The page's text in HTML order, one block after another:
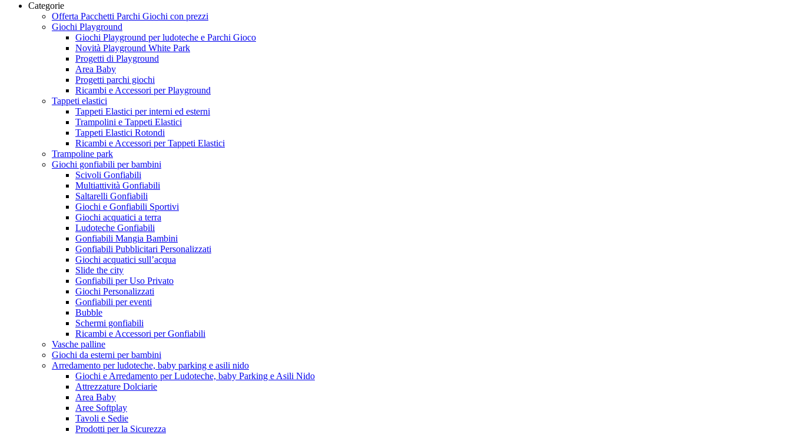
Categorie
Offerta Pacchetti Parchi Giochi con prezzi
Giochi Playground
Giochi Playground per ludoteche e Parchi Gioco
Novità Playground White Park
Progetti di Playground
Area Baby
Progetti parchi giochi
Ricambi e Accessori per Playground
Tappeti elastici
Tappeti Elastici per interni ed esterni
Trampolini e Tappeti Elastici
Tappeti Elastici Rotondi
Ricambi e Accessori per Tappeti Elastici
Trampoline park
Giochi gonfiabili per bambini
Scivoli Gonfiabili
Multiattività Gonfiabili
Saltarelli Gonfiabili
Giochi e Gonfiabili Sportivi
Giochi acquatici a terra
Ludoteche Gonfiabili
Gonfiabili Mangia Bambini
Gonfiabili Pubblicitari Personalizzati
Giochi acquatici sull’acqua
Slide the city
Gonfiabili per Uso Privato
Giochi Personalizzati
Gonfiabili per eventi
Bubble
Schermi gonfiabili
Ricambi e Accessori per Gonfiabili
Vasche palline
Giochi da esterni per bambini
Arredamento per ludoteche, baby parking e asili nido
Giochi e Arredamento per Ludoteche, baby Parking e Asili Nido
Attrezzature Dolciarie
Area Baby
Aree Softplay
Tavoli e Sedie
Prodotti per la Sicurezza